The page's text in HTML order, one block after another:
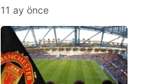
servetleri açıklandı:
Listede 2 Türk yıldız
bulunuyor
11 ay önce